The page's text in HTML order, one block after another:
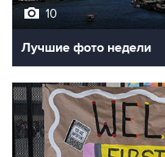
10
Лучшие фото недели